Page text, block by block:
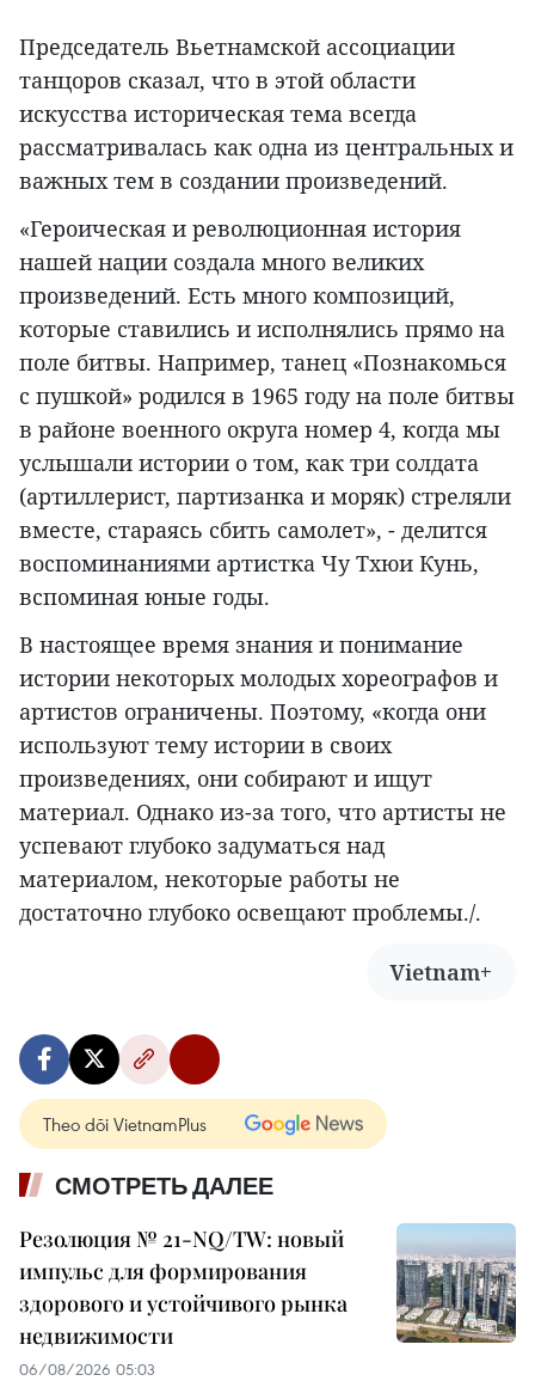
Председатель Вьетнамской ассоциации
танцоров сказал, что в этой области
искусства историческая тема всегда
рассматривалась как одна из центральных и
важных тем в создании произведений.
«Героическая и революционная история
нашей нации создала много великих
произведений. Есть много композиций,
которые ставились и исполнялись прямо на
поле битвы. Например, танец «Познакомься
с пушкой» родился в 1965 году на поле битвы
в районе военного округа номер 4, когда мы
услышали истории о том, как три солдата
(артиллерист, партизанка и моряк) стреляли
вместе, стараясь сбить самолет», - делится
воспоминаниями артистка Чу Тхюи Кунь,
вспоминая юные годы.
В настоящее время знания и понимание
истории некоторых молодых хореографов и
артистов ограничены. Поэтому, «когда они
используют тему истории в своих
произведениях, они собирают и ищут
материал. Однако из-за того, что артисты не
успевают глубоко задуматься над
материалом, некоторые работы не
достаточно глубоко освещают проблемы./.
Vietnam+
Theo dõi VietnamPlus
СМОТРЕТЬ ДАЛЕЕ
Резолюция № 21-NQ/TW: новый
импульс для формирования
здорового и устойчивого рынка
недвижимости
06/08/2026 05:03